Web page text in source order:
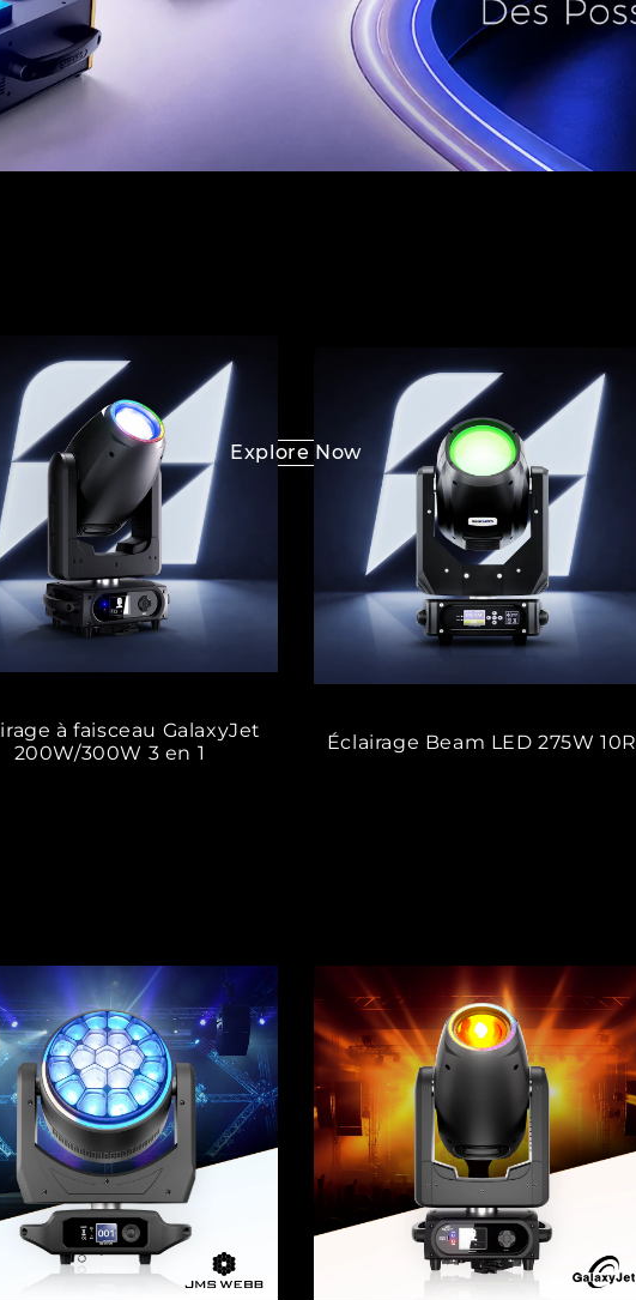
Explore Now
à faisceau GalaxyJet
200W/300W 3 en 1
Éclairage Beam LED 275W 10R